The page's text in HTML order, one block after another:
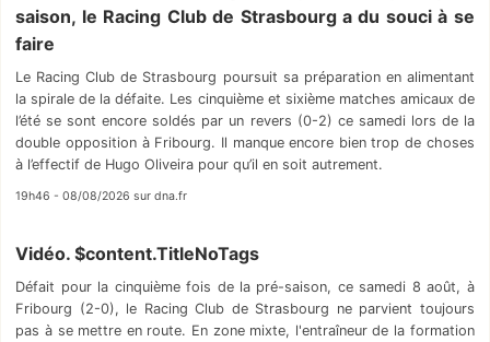
saison, le Racing Club de Strasbourg a du souci à se
faire
Le Racing Club de Strasbourg poursuit sa préparation en alimentant
la spirale de la défaite. Les cinquième et sixième matches amicaux de
l’été se sont encore soldés par un revers (0-2) ce samedi lors de la
double opposition à Fribourg. Il manque encore bien trop de choses
à l’effectif de Hugo Oliveira pour qu’il en soit autrement.
19h46 - 08/08/2026 sur dna.fr
Vidéo. $content.TitleNoTags
Défait pour la cinquième fois de la pré-saison, ce samedi 8 août, à
Fribourg (2-0), le Racing Club de Strasbourg ne parvient toujours
pas à se mettre en route. En zone mixte, l'entraîneur de la formation